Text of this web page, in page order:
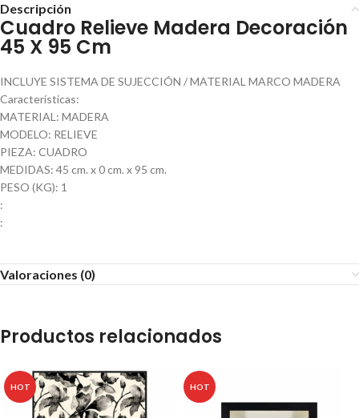
Descripción
Cuadro Relieve Madera Decoración
45 X 95 Cm
INCLUYE SISTEMA DE SUJECCIÓN / MATERIAL MARCO MADERA
Características:
MATERIAL: MADERA
MODELO: RELIEVE
PIEZA: CUADRO
MEDIDAS: 45 cm. x 0 cm. x 95 cm.
PESO (KG): 1
:
:
Valoraciones (0)
Productos relacionados
HOT HOT